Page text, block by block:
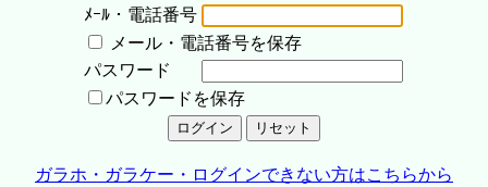
ﾒｰﾙ・電話番号
メール・電話番号を保存
パスワード
パスワードを保存
ガラホ・ガラケー・ログインできない方はこちらから